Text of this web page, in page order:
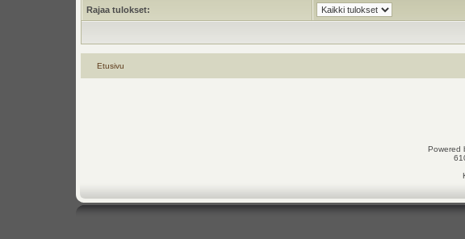
Rajaa tulokset:
Etusivu
Powered